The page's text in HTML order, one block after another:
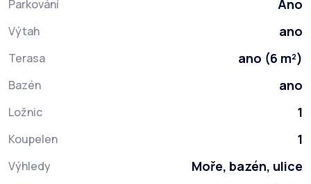
Parkování Ano
Výtah ano
Terasa ano (6 m²)
Bazén ano
Ložnic 1
Koupelen 1
Výhledy Moře, bazén, ulice